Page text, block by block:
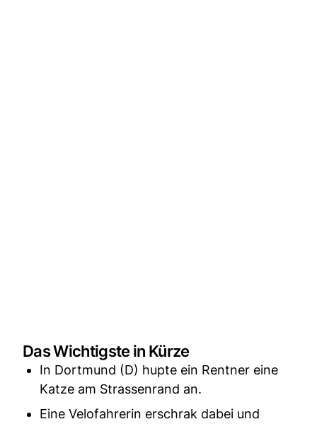
Das Wichtigste in Kürze
In Dortmund (D) hupte ein Rentner eine
Katze am Strassenrand an.
Eine Velofahrerin erschrak dabei und